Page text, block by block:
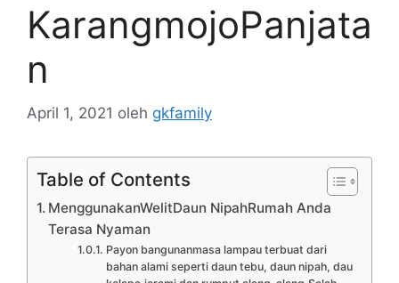
KarangmojoPanjata
n
April 1, 2021 oleh gkfamily
Table of Contents
MenggunakanWelitDaun NipahRumah Anda
Terasa Nyaman
Payon bangunanmasa lampau terbuat dari
bahan alami seperti daun tebu, daun nipah, dau